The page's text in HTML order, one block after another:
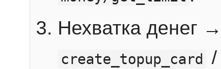
Нехватка денег
create_topup_card